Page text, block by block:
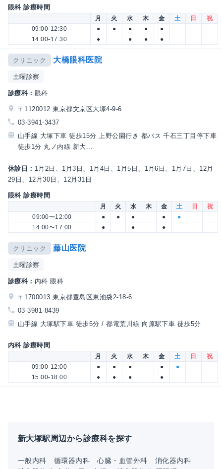
眼科 診療時間
月 火 水 木 金 土 日
祝
09:00-12:30
● ● ● ●
●
14:00-17:30
● ● ● ●
クリニック 大橋眼科医院
土曜診察
診療科： 眼科
〒1120012 東京都文京区大塚4-9-6
03-3941-3437
山手線 大塚下車 徒歩15分 上野公園行き 都バス 千石三丁目停下車
徒歩1分 丸ノ内線 新大...
休診日： 1月2日、1月3日、1月4日、1月5日、1月6日、1月7日、12月
29日、12月30日、12月31日
眼科 診療時間
月 火 水 木 金 土 日
祝
09:00〜12:00
● ● ● ●
●
14:00〜17:00
● ● ●
クリニック 藤山医院
土曜診察
診療科： 内科 眼科
〒1700013 東京都豊島区東池袋2-18-6
03-3981-8439
山手線 大塚駅下車 徒歩5分 / 都電荒川線 向原駅下車 徒歩5分
内科 診療時間
月 火 水 木 金 土 日
祝
09:00-12:00
● ● ● ●
●
15:00-18:00
● ● ● ●
新大塚駅周辺から診療科を探す
一般内科 循環器内科 心臓・血管外科
消化器内科